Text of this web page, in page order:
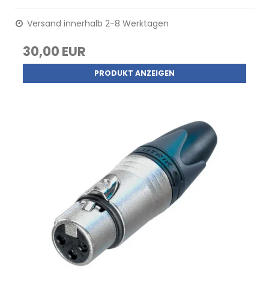
Versand innerhalb 2-8 Werktagen
30,00 EUR
PRODUKT ANZEIGEN